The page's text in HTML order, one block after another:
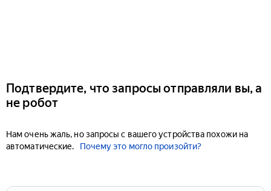
Подтвердите, что запросы отправляли вы, а
не робот
Нам очень жаль, но запросы с вашего устройства похожи на
автоматические.
Почему это могло произойти?